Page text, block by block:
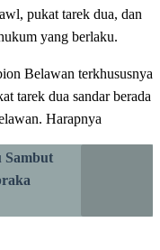
pukat tarek dua, dan
yang berlaku.
Belawan terkhususnya
tarek dua sandar berada
Harapnya
Sambut